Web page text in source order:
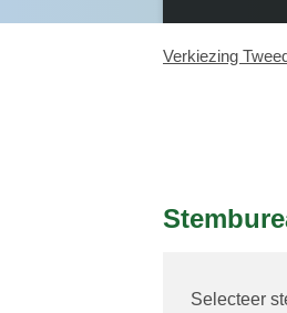
Verkiezing
Selecteer